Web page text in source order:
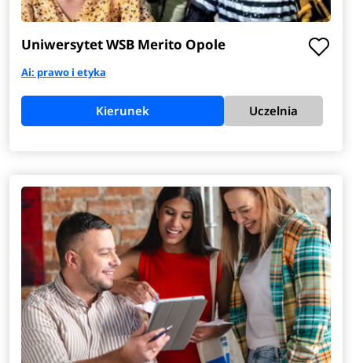
Uniwersytet WSB Merito Opole
Ai: prawo i etyka
Kierunek Uczelnia